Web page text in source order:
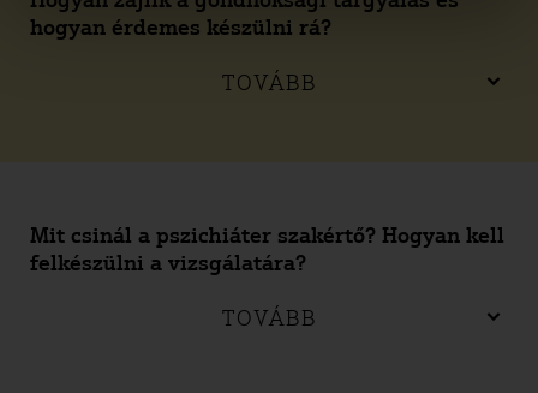
hogyan érdemes készülni rá?
TOVÁBB
Mit csinál a pszichiáter szakértő? Hogyan kell
felkészülni a vizsgálatára?
TOVÁBB